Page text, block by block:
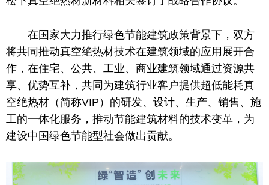
在 国家大力推行绿色节能建筑政策背景下，双方
将共同推动真空绝热材技术在建筑领域的应用展开合
作，在住宅、公共、工业、商业建筑领域通过资源共
享、优势互补，共同为建筑行业客户提供超低能耗真
空绝热材（简称VIP）的研发、设计、生产、销售、施
工的一体化服务，推动节能建筑材料的技术变革，为
建设中国绿色节能型社会做出贡献。